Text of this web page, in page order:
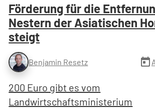
Förderung für die
Nestern der Asiatischen
steigt
Benjamin Resetz today
200 Euro gibt es vom
Landwirtschaftsministerium